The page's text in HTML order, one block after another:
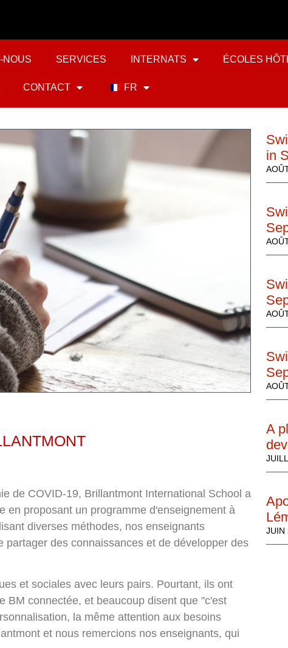
NOUS SERVICES INTERNATS ÉCOLES
CONTACT FR
de COVID-19, Brillantmont International School a
en proposant un programme d'enseignement à
diverses méthodes, nos enseignants
des connaissances et de développer des
et sociales avec leurs pairs. Pourtant, ils ont
BM connectée, et beaucoup disent que "c'est
la même attention aux besoins
et nous remercions nos enseignants, qui
in
A
JUIN